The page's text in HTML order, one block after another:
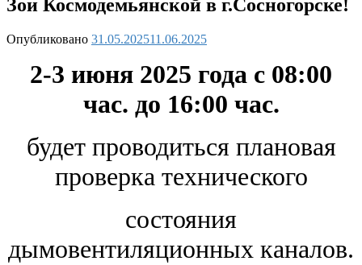
Зои Космодемьянской в г.Сосногорске!
Опубликовано 31.05.202511.06.2025
2-3 июня 2025 года с 08:00
час. до 16:00 час.
будет проводиться плановая
проверка технического
состояния
дымовентиляционных каналов.